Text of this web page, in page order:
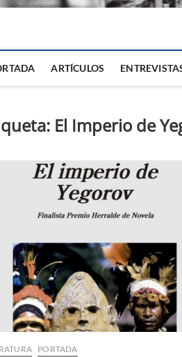
ARTÍCULOS
El Imperio de
PORTADA